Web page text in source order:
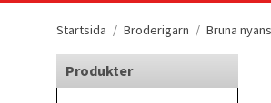
Startsida / Broderigarn / Bruna
Produkter